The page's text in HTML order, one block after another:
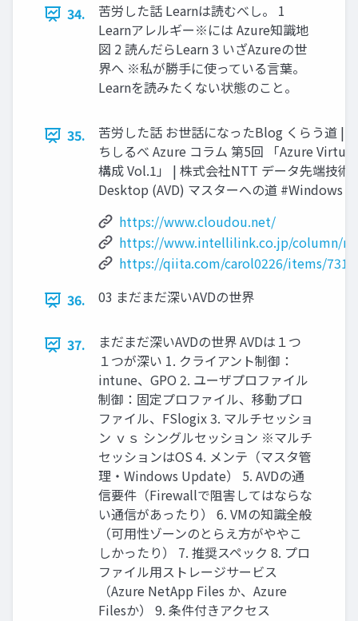
34.
苦労した話 Learnは読むべし。 1
Learnアレルギー※には Azure知識地
図 2 読んだらLearn 3 いざAzureの世
界へ ※私が勝手に使っている言葉。
Learnを読みたくない状態のこと。
35.
苦労した話 お世話になったBlog くらう道 |
ちしるべ Azure コラム 第5回 「Azure
構成 Vol.1」 | 株式会社NTT データ先端技術
Desktop (AVD) マスターへの道 #Windows -
https://www.cloudou.net/
https://www.intellilink.co.jp/column/
https://qiita.com/carol0226/items/
36.
03 まだまだ深いAVDの世界
37.
まだまだ深いAVDの世界 AVDは１つ
１つが深い 1. クライアント制御：
intune、GPO 2. ユーザプロファイル
制御：固定プロファイル、移動プロ
ファイル、FSlogix 3. マルチセッショ
ン ｖｓ シングルセッション ※マルチ
セッションはOS 4. メンテ（マスタ管
理・Windows Update） 5. AVDの通
信要件（Firewallで阻害してはならな
い通信があったり） 6. VMの知識全般
（可用性ゾーンのとらえ方がややこ
しかったり） 7. 推奨スペック 8. プロ
ファイル用ストレージサービス
（Azure NetApp Files か、Azure
Filesか） 9. 条件付きアクセス